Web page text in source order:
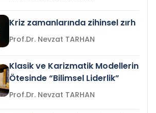
Kriz zamanlarında zihinsel zırh
Prof.Dr. Nevzat TARHAN
Klasik ve Karizmatik Modellerin
Ötesinde “Bilimsel Liderlik”
Prof.Dr. Nevzat TARHAN